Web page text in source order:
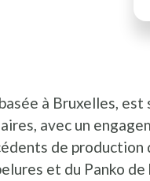
à Bruxelles,
avec un
de
et du Panko